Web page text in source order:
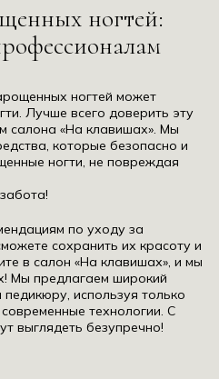
ногтей:
ногтей может
Лучше всего доверить эту
салона «На клавишах». Мы
которые безопасно и
ногти, не повреждая
по уходу за
сохранить их красоту и
в салон «На клавишах», и мы
Мы предлагаем широкий
используя только
технологии. С
выглядеть безупречно!